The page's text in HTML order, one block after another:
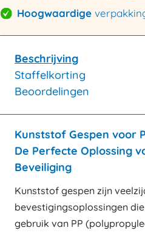
Hoogwaardige
Beschrijving
Staffelkorting
Beoordelingen
Kunststof Gespen voor
De Perfecte Oplossing
Beveiliging
Kunststof gespen zijn
bevestigingsoplossingen
gebruik van PP